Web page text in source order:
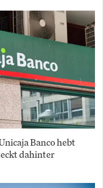
Banco hebt
dahinter